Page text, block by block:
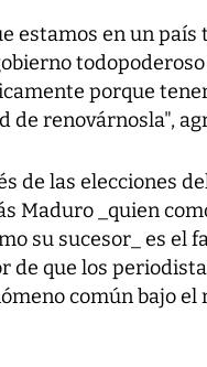
estamos en un
porque
de renovárnosla",
de las elecciones
Maduro _quien
su sucesor_ es el
de que los
común bajo el